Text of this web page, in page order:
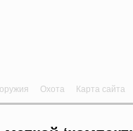
Охота Карта сайта